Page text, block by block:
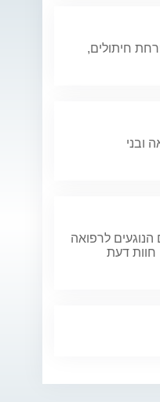
חיתולים,
ובני
הנוגעים לרפואה
חוות דעת